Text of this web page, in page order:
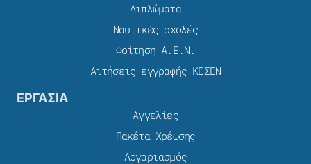
Διπλώματα
Ναυτικές σχολές
Φοίτηση Α.Ε.Ν.
Αιτήσεις εγγραφής ΚΕΣΕΝ
ΕΡΓΑΣΙΑ
Αγγελίες
Πακέτα Χρέωσης​
Λογαριασμός